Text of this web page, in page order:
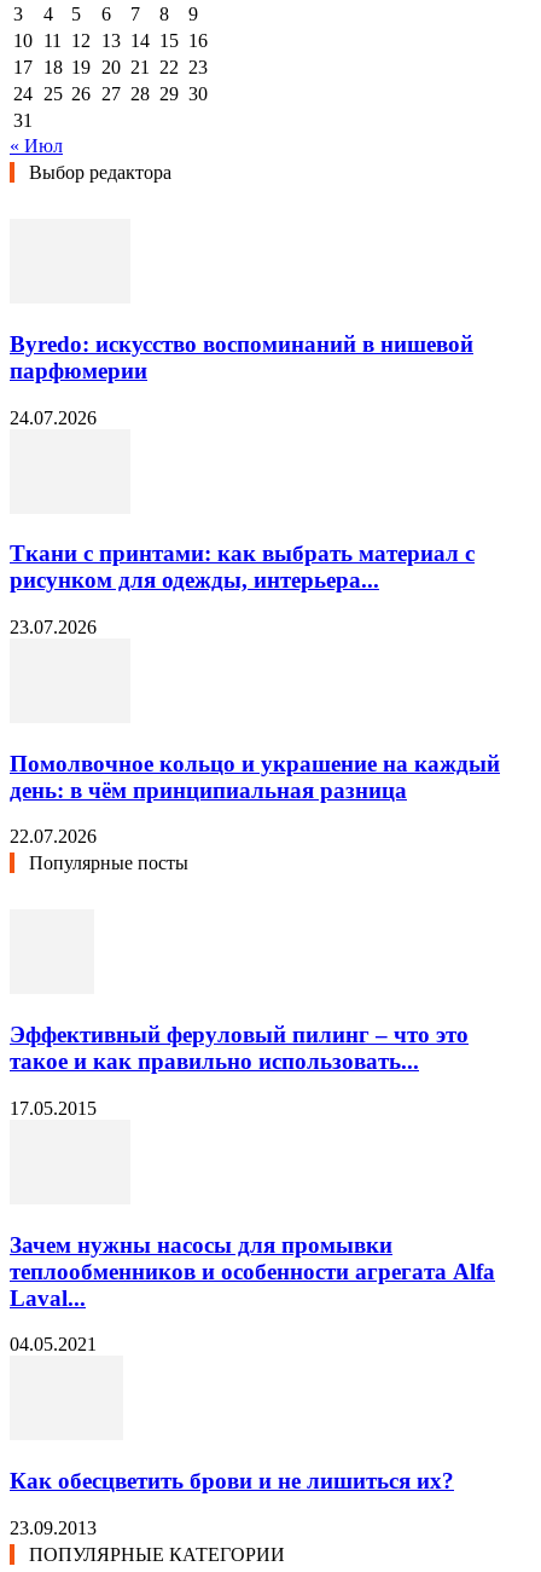
3
4 5 6 7 8
9
10 11 12 13 14 15 16
17 18 19 20 21 22 23
24 25 26 27 28 29 30
31
« Июл
Выбор редактора
Byredo: искусство воспоминаний в нишевой
парфюмерии
24.07.2026
Ткани с принтами: как выбрать материал с
рисунком для одежды, интерьера...
23.07.2026
Помолвочное кольцо и украшение на каждый
день: в чём принципиальная разница
22.07.2026
Популярные посты
Эффективный феруловый пилинг – что это
такое и как правильно использовать...
17.05.2015
Зачем нужны насосы для промывки
теплообменников и особенности агрегата Alfa
Laval...
04.05.2021
Как обесцветить брови и не лишиться их?
23.09.2013
ПОПУЛЯРНЫЕ КАТЕГОРИИ